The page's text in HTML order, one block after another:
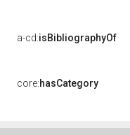
a-cd:isBibliographyOf
core:hasCategory